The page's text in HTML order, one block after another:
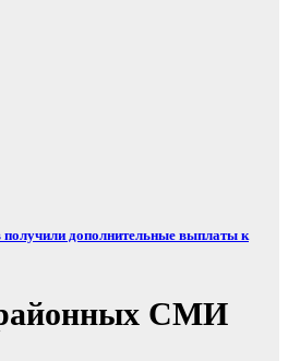
дополнительные выплаты к